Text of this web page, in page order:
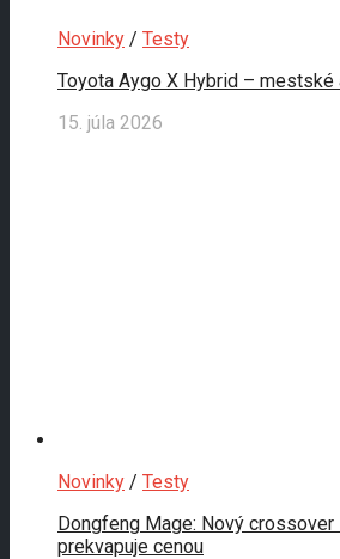
Novinky / Testy
Toyota Aygo X Hybrid –
15. júla 2026
Novinky / Testy
Dongfeng Mage: Nový crossover
prekvapuje cenou